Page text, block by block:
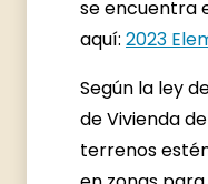
se encuentra
aquí: 2023
Según la ley
de Vivienda
terrenos